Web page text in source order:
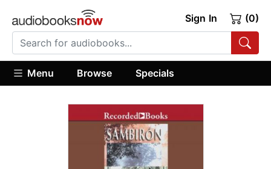
Sign In (0)
Menu Browse Specials